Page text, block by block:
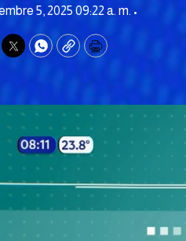
5, 2025 09:22 a. m. •
TwitterWhatsApp
CopyPrint